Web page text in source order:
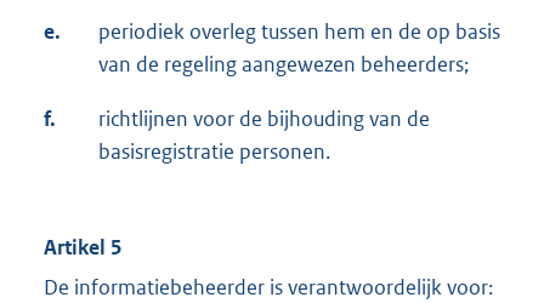
e.
periodiek overleg tussen hem en de op basis
van de regeling aangewezen beheerders;
f.
richtlijnen voor de bijhouding van de
basisregistratie personen.
Artikel 5
De informatiebeheerder is verantwoordelijk voor: